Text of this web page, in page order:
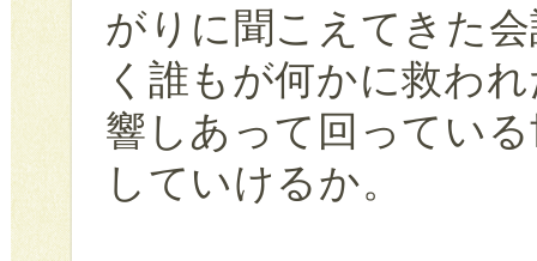
がりに聞こえてきた
く誰もが何かに救わ
響しあって回ってい
していけるか。